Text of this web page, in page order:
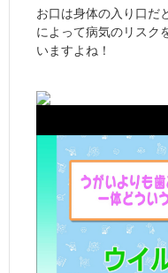
お口は身体の入り口だ
によって病気のリスク
いますよね！